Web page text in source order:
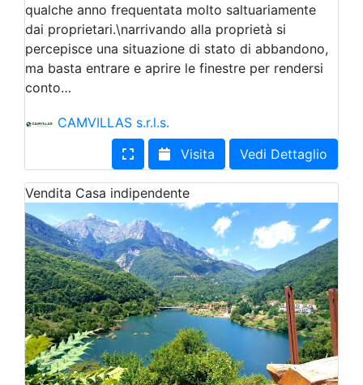
qualche anno frequentata molto saltuariamente
dai proprietari.\narrivando alla proprietà si
percepisce una situazione di stato di abbandono,
ma basta entrare e aprire le finestre per rendersi
conto…
CAMVILLAS s.r.l.s.
Visita
Vedi Dettaglio
Vendita Casa indipendente